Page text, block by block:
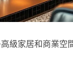
級家居和商業空